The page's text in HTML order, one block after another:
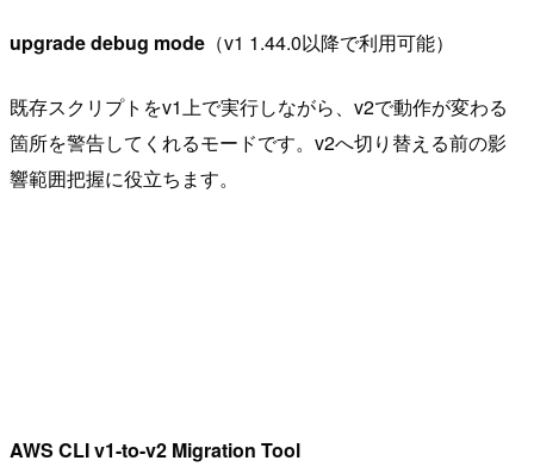
upgrade debug mode （v1 1.44.0以降で利用可能）
既存スクリプトをv1上で実行しながら、v2で動作が変わる
箇所を警告してくれるモードです。v2へ切り替える前の影
響範囲把握に役立ちます。
AWS CLI v1-to-v2 Migration Tool